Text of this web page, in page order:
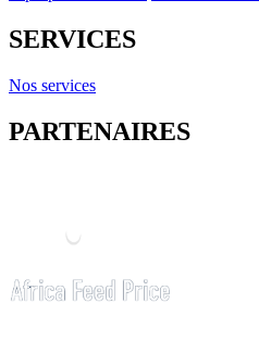
SERVICES
Nos services
PARTENAIRES